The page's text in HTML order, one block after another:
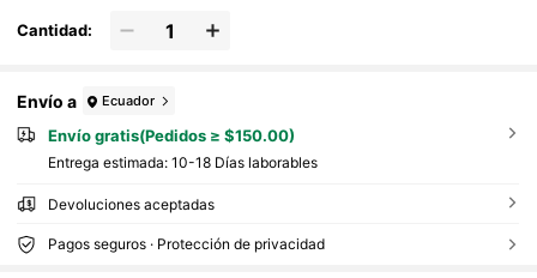
Cantidad:
Envío a Ecuador
Envío gratis(Pedidos ≥ $150.00)
Entrega estimada: 10-18 Días laborables
Devoluciones aceptadas
Pagos seguros · Protección de privacidad